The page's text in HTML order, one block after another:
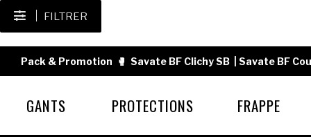
FILTRER
Pack & Promotion 🥊 Savate BF Clichy SB Savate BF
GANTS PROTECTIONS FRAPPE